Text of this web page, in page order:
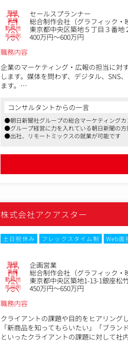
職種 セールスプランナー
業種 総合制作会社（グラフィック・
勤務地 東京都中央区築地５丁目３番
年収例
400万円～600万円
職務内容
企業のマーケティング・広報の担当に対
します。媒体を問わず、デジタル、SNS
ます。
（具体的な業務内容）
・新規顧客への提案活動（反響営業、代
・既存クライアントに対する深耕営業、
・顧客の課題ヒアリングから、媒体を
・新規リードを量で追う営業ではなく
・組織が変化していく過渡期にあるため
す。将来的な若手育成など、チームマネ
コンサルタントからの一言
●朝日新聞社グループの総合マーケティングカ
●グループ経営に力を入れている朝日新聞の
●出社、リモートミックスの就業が可能です
株式会社アクアスター
土日祝休み フレックスタイム制
Web面
職種 企画営業
業種 総合制作会社（グラフィック・
勤務地 東京都中央区築地1-13-1銀座松
年収例
450万円～650万円
職務内容
クライアントの課題や目的をヒアリング
「新商品を知ってもらいたい」「ブラン
といったクライアントの課題に対して社